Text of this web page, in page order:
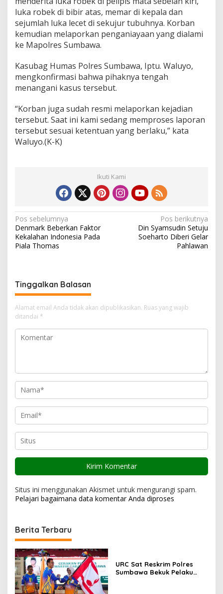
luka robek di bibir atas, memar di kepala dan
sejumlah luka lecet di sekujur tubuhnya. Korban
kemudian melaporkan penganiayaan yang dialami
ke Mapolres Sumbawa.
Kasubag Humas Polres Sumbawa, Iptu. Waluyo,
mengkonfirmasi bahwa pihaknya tengah
menangani kasus tersebut.
“Korban juga sudah resmi melaporkan kejadian
tersebut. Saat ini kami sedang memproses laporan
tersebut sesuai ketentuan yang berlaku,” kata
Waluyo.(K-K)
Ikuti Kami
N
a
v
g
a
s
i
p
Pos sebelumnya
Denmark Beberkan Faktor
Kekalahan Indonesia Pada
Piala Thomas
Pos berikutnya
Din Syamsudin Setuju
Soeharto Diberi Gelar
Pahlawan
Tinggalkan Balasan
Alamat email Anda tidak akan dipublikasikan. Ruas yang wajib
ditandai *
Situs ini menggunakan Akismet untuk mengurangi spam.
Pelajari bagaimana data komentar Anda diproses
Berita Terbaru
URC Sat Reskrim Polres
Sumbawa Bekuk Pelaku